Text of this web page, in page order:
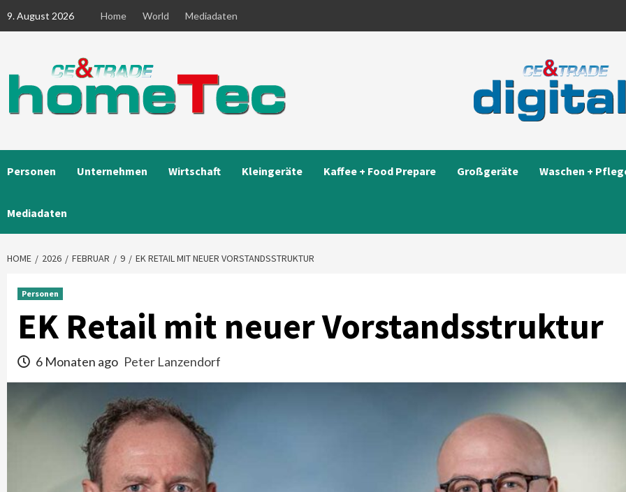
9. August 2026 Home World Mediadaten
Personen Unternehmen Wirtschaft Kleingeräte Kaffee + Food Prepare Großgeräte Waschen +
Mediadaten
HOME 2026 FEBRUAR 9 EK RETAIL MIT NEUER VORSTANDSSTRUKTUR
Personen
EK Retail mit neuer Vorstandsstruktur
6 Monaten ago Peter Lanzendorf